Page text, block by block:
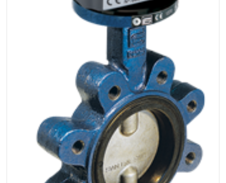
58-100 Świdnica, ul. Bystrzycka 17, POLSKA
+48 732 527 128
info@powerhydraulics.eu
www.powerhydraulics.eu
Engineering for motion